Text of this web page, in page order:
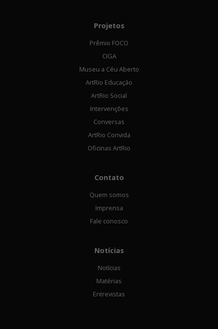
Projetos
Prêmio FOCO
CIGA
Museu a Céu Aberto
ArtRio Educação
ArtRio Social
Intervenções
Conversas
ArtRio Convida
Oficinas ArtRio
Contato
Quem somos
Imprensa
Fale conosco
Notícias
Notícias
Matérias
Entrevistas